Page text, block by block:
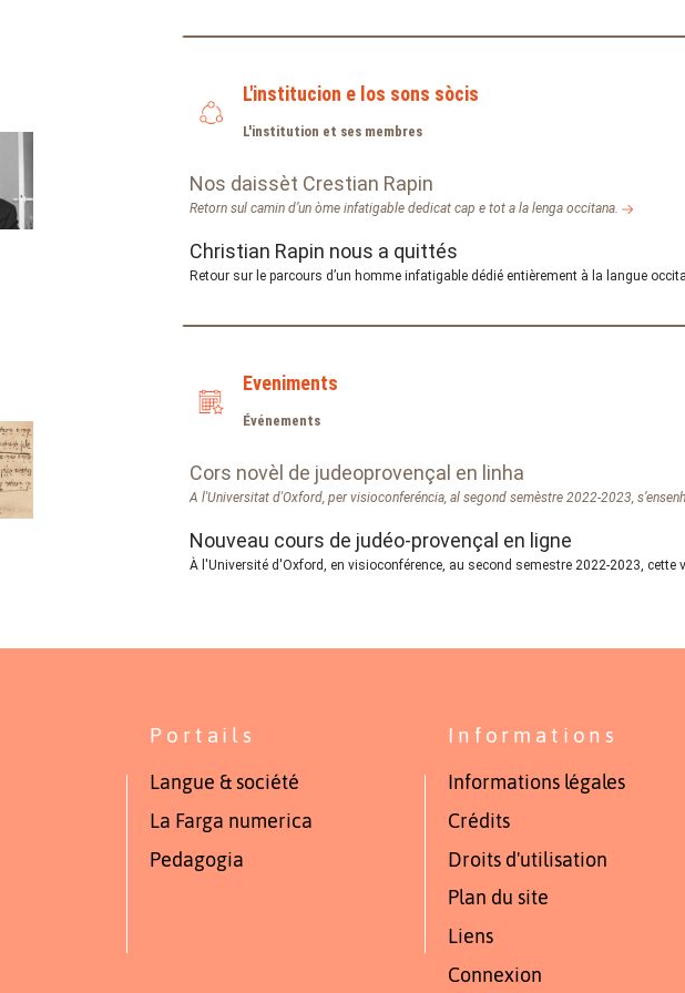
L'institucion e los sons sòcis
L'institution et ses membres
Nos daissèt Crestian Rapin
Retorn sul camin d’un òme infatigable dedicat cap e tot a la lenga occitana.
Christian Rapin nous a quittés
Retour sur le parcours d’un homme infatigable dédié entièrement à la langue
Eveniments
Événements
Cors novèl de judeoprovençal en linha
A l'Universitat d'Oxford, per visioconferéncia, al segond semèstre 2022-2023,
Nouveau cours de judéo-provençal en ligne
À l'Université d'Oxford, en visioconférence, au second semestre 2022-2023, cette
Portails
Langue & société
La Farga numerica
Pedagogia
Informations
Informations légales
Crédits
Droits d'utilisation
Plan du site
Liens
Connexion